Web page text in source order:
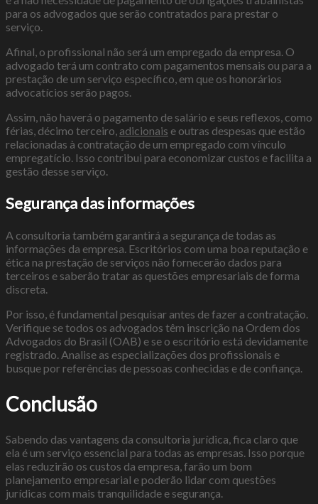
para os advogados que serão contratados para prestar o
serviço.
Afinal, o profissional não será um empregado da empresa. O
advogado terá um contrato com pagamentos mensais ou para a
prestação de um serviço específico, em que os honorários
advocatícios serão pagos.
Assim, não haverá o pagamento de salário e seus reflexos, como
férias, décimo terceiro, adicionais e outras despesas que estão
relacionadas à contratação de um empregado com vínculo
empregatício. Isso contribui para economizar custos e facilita a
gestão desse serviço.
Segurança das informações
A consultoria também garantirá a segurança de todas as
informações da empresa. Escritórios com uma boa reputação e
ética na prestação de serviços não fornecerão dados para
terceiros e saberão tratar as questões empresariais de forma
discreta.
Por isso, é fundamental pesquisar antes de fazer a contratação.
Verifique se todos os advogados têm inscrição na Ordem dos
Advogados do Brasil (OAB) e se o escritório está devidamente
registrado. Analise as especializações dos profissionais e
busque por referências de pessoas conhecidas e de confiança.
Conclusão
Sabendo das vantagens da consultoria jurídica, fica claro que
ela é um serviço essencial para todas as empresas. Isso porque
elas reduzirão os custos da empresa, farão um bom
planejamento empresarial e poderão lidar com questões
jurídicas com mais tranquilidade e segurança.